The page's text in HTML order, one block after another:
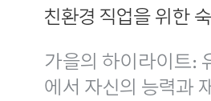
친환경 직업을 위한
가을의 하이라이트:
에서 자신의 능력과